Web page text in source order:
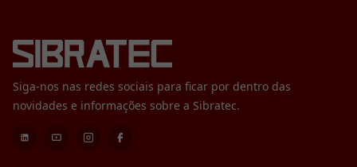
Siga-nos nas redes sociais para ficar por dentro das
novidades e informações sobre a Sibratec.